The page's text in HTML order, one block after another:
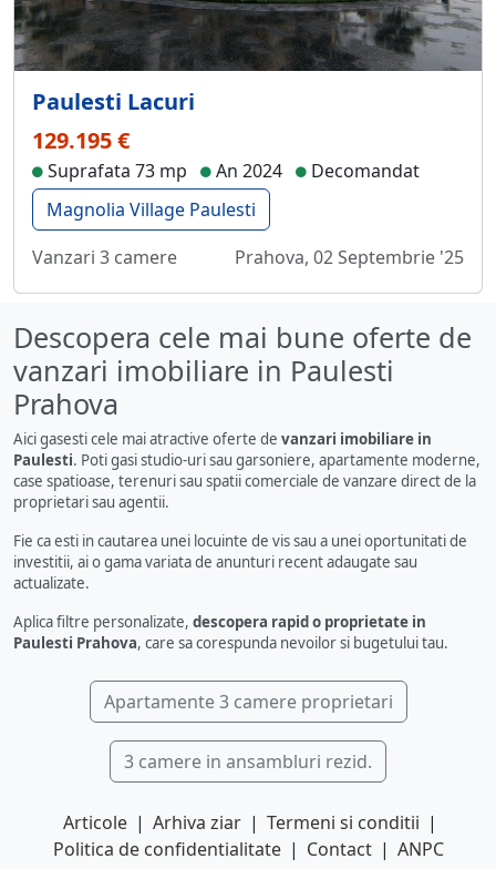
Paulesti Lacuri
129.195 €
Suprafata 73 mp An 2024
Decomandat
Magnolia Village Paulesti
Vanzari 3 camere
Prahova, 02 Septembrie '25
Descopera cele mai bune oferte de
vanzari imobiliare in Paulesti
Prahova
Aici gasesti cele mai atractive oferte de vanzari imobiliare in
Paulesti. Poti gasi studio-uri sau garsoniere, apartamente moderne,
case spatioase, terenuri sau spatii comerciale de vanzare direct de la
proprietari sau agentii.
Fie ca esti in cautarea unei locuinte de vis sau a unei oportunitati de
investitii, ai o gama variata de anunturi recent adaugate sau
actualizate.
Aplica filtre personalizate, descopera rapid o proprietate in
Paulesti Prahova, care sa corespunda nevoilor si bugetului tau.
Apartamente 3 camere proprietari
3 camere in ansambluri rezid.
Articole | Arhiva ziar | Termeni si conditii |
Politica de confidentialitate | Contact | ANPC